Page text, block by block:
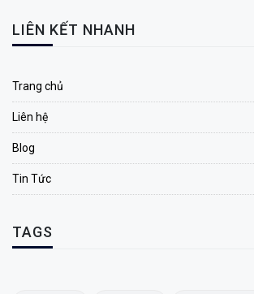
LIÊN KẾT NHANH
Trang chủ
Liên hệ
Blog
Tin Tức
TAGS